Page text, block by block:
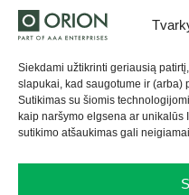
Siekdami užtikrinti geriausią
slapukai, kad saugotume ir (arba)
Sutikimas su šiomis
kaip naršymo elgsena ar
sutikimo atšaukimas gali